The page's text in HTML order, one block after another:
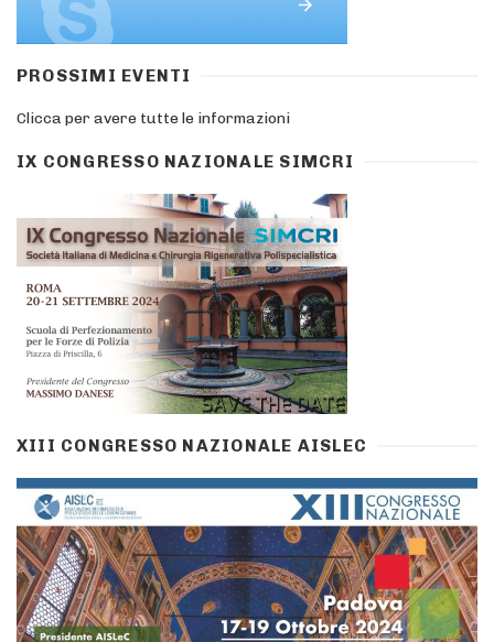
PROSSIMI EVENTI
Clicca per avere tutte le informazioni
IX CONGRESSO NAZIONALE SIMCRI
XIII CONGRESSO NAZIONALE AISLEC